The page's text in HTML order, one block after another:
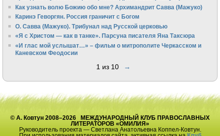
Как узнать волю Божию обо мне? Архимандрит Савва (Мажуко)
Каринэ Геворгян. Россия граничит с Богом
О. Савва (Мажуко). Трибунал над Русской церковью
«Я с Христом — как в танке». Парсуна писателя Яна Таксюра
«И глас мой услышат…» – фильм о митрополите Черкасском и
Каневском Феодосии
1 из 10 →
© А. Ковтун 2008–2026 МЕЖДУНАРОДНЫЙ КЛУБ ПРАВОСЛАВНЫХ
ЛИТЕРАТОРОВ «ОМИЛИЯ»
Руководитель проекта — Светлана Анатольевна Коппел-Ковтун.